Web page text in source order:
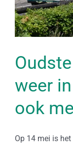
weer
ook
Op 14 mei is het